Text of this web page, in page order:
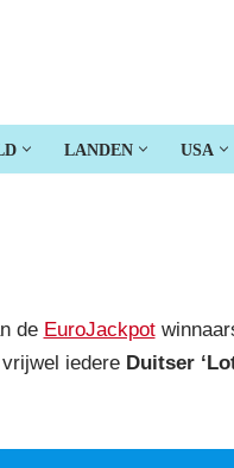
LANDEN USA
de EuroJackpot
iedere Duitser